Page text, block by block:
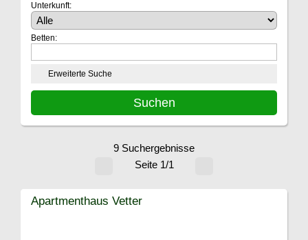
Unterkunft:
Betten:
Erweiterte Suche
9 Suchergebnisse
Seite 1/1
Apartmenthaus Vetter